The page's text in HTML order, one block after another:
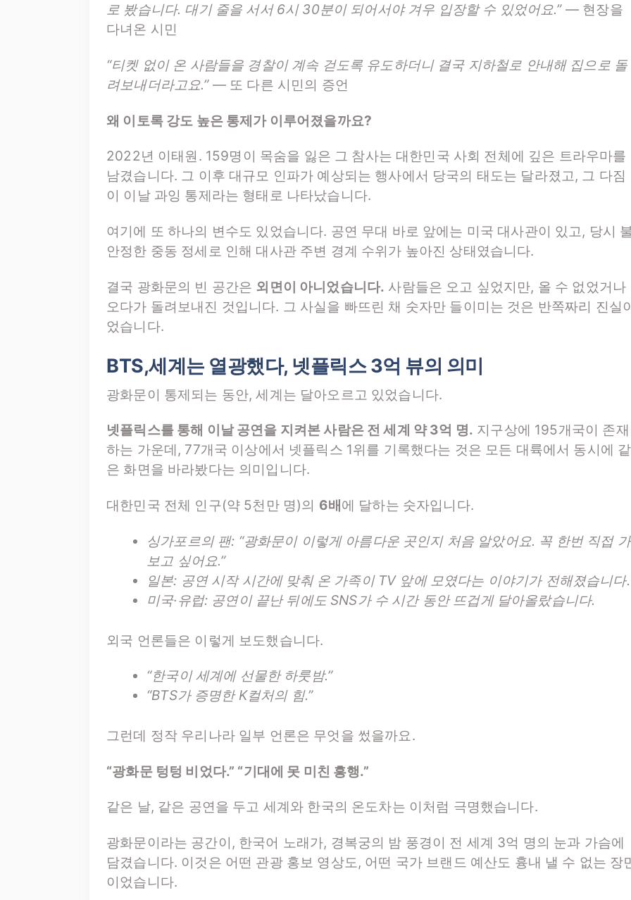
로 봤습니다. 대기 줄을 서서 6시 30분이 되어서야 겨우 입장할 수 있었어요.”— 현장을
다녀온 시민
“티켓 없이 온 사람들을 경찰이 계속 걷도록 유도하더니 결국 지하철로 안내해 집으로 돌
려보내더라고요.”— 또 다른 시민의 증언
왜 이토록 강도 높은 통제가 이루어졌을까요?
2022년 이태원. 159명이 목숨을 잃은 그 참사는 대한민국 사회 전체에 깊은 트라우마를
남겼습니다. 그 이후 대규모 인파가 예상되는 행사에서 당국의 태도는 달라졌고, 그 다짐
이 이날 과잉 통제라는 형태로 나타났습니다.
여기에 또 하나의 변수도 있었습니다. 공연 무대 바로 앞에는 미국 대사관이 있고, 당시
안정한 중동 정세로 인해 대사관 주변 경계 수위가 높아진 상태였습니다.
결국 광화문의 빈 공간은 외면이 아니었습니다. 사람들은 오고 싶었지만, 올 수 없었거나
오다가 돌려보내진 것입니다. 그 사실을 빠뜨린 채 숫자만 들이미는 것은 반쪽짜리 진실
었습니다.
BTS,세계는 열광했다, 넷플릭스 3억 뷰의 의미
광화문이 통제되는 동안, 세계는 달아오르고 있었습니다.
넷플릭스를 통해 이날 공연을 지켜본 사람은 전 세계 약 3억 명. 지구상에 195개국이 존재
하는 가운데, 77개국 이상에서 넷플릭스 1위를 기록했다는 것은 모든 대륙에서 동시에 같
은 화면을 바라봤다는 의미입니다.
대한민국 전체 인구(약 5천만 명)의 6배 에 달하는 숫자입니다.
싱가포르의 팬: “광화문이 이렇게 아름다운 곳인지 처음 알았어요. 꼭 한번 직접 가
보고 싶어요.”
일본: 공연 시작 시간에 맞춰 온 가족이 TV 앞에 모였다는 이야기가 전해졌습니다.
미국·유럽: 공연이 끝난 뒤에도 SNS가 수 시간 동안 뜨겁게 달아올랐습니다.
외국 언론들은 이렇게 보도했습니다.
“한국이 세계에 선물한 하룻밤.”
“BTS가 증명한 K컬처의 힘.”
그런데 정작 우리나라 일부 언론은 무엇을 썼을까요.
“광화문 텅텅 비었다.” “기대에 못 미친 흥행.”
같은 날, 같은 공연을 두고 세계와 한국의 온도차는 이처럼 극명했습니다.
광화문이라는 공간이, 한국어 노래가, 경복궁의 밤 풍경이 전 세계 3억 명의 눈과 가슴에
담겼습니다. 이것은 어떤 관광 홍보 영상도, 어떤 국가 브랜드 예산도 흉내 낼 수 없는 장
이었습니다.